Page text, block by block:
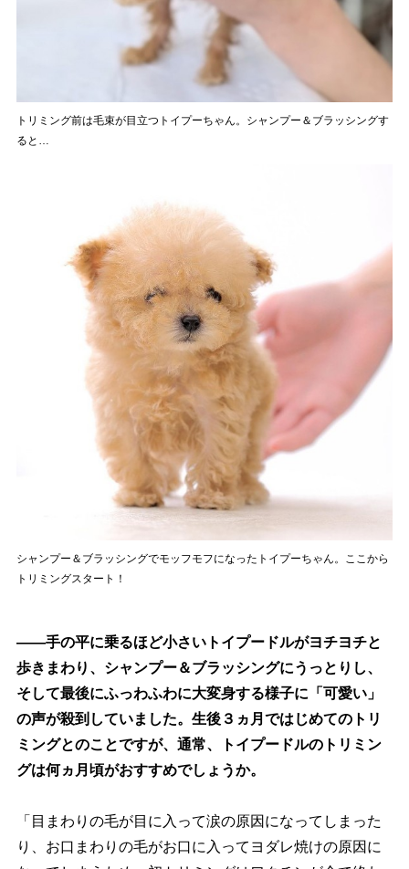
トリミング前は毛束が目立つトイプーちゃん。シャンプー＆ブラッシングす
ると…
シャンプー＆ブラッシングでモッフモフになったトイプーちゃん。ここから
トリミングスタート！
――手の平に乗るほど小さいトイプードルがヨチヨチと
歩きまわり、シャンプー＆ブラッシングにうっとりし、
そして最後にふっわふわに大変身する様子に「可愛い」
の声が殺到していました。生後３ヵ月ではじめてのトリ
ミングとのことですが、通常、トイプードルのトリミン
グは何ヵ月頃がおすすめでしょうか。
「目まわりの毛が目に入って涙の原因になってしまった
り、お口まわりの毛がお口に入ってヨダレ焼けの原因に